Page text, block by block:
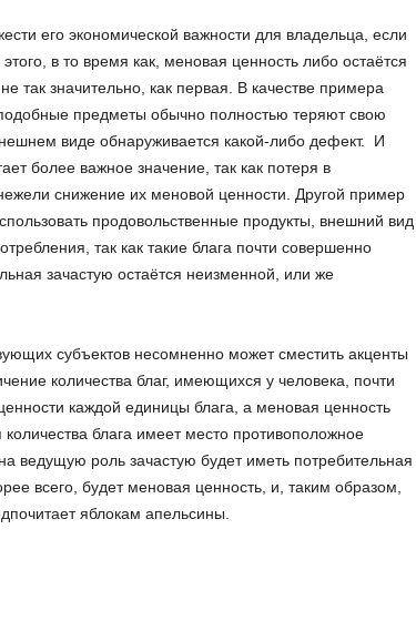
его экономической важности для владельца, если
в то время как, меновая ценность либо остаётся
так значительно, как первая. В качестве примера
предметы обычно полностью теряют свою
виде обнаруживается какой-либо дефект. И
более важное значение, так как потеря в
снижение их меновой ценности. Другой пример
продовольственные продукты, внешний вид
так как такие блага почти совершенно
зачастую остаётся неизменной, или же
субъектов несомненно может сместить акценты
количества благ, имеющихся у человека, почти
каждой единицы блага, а меновая ценность
блага имеет место противоположное
роль зачастую будет иметь потребительная
всего, будет меновая ценность, и, таким образом,
яблокам апельсины.